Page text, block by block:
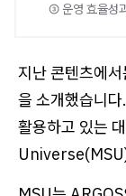
③ 운영 효율성
지난 콘텐츠에
을 소개했습니
활용하고 있는